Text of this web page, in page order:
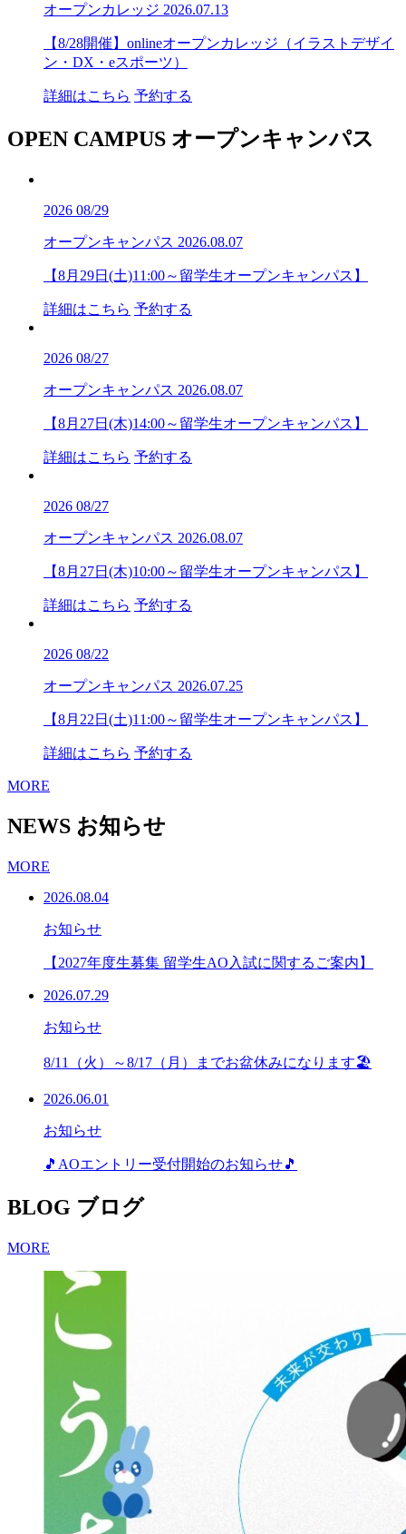
オープンカレッジ 2026.07.13
【8/28開催】onlineオープンカレッジ（イラストデザイ
ン・DX・eスポーツ）
詳細はこちら 予約する
OPEN CAMPUS オープンキャンパス
2026 08/29
オープンキャンパス 2026.08.07
【8月29日(土)11:00～留学生オープンキャンパス】
詳細はこちら 予約する
2026 08/27
オープンキャンパス 2026.08.07
【8月27日(木)14:00～留学生オープンキャンパス】
詳細はこちら 予約する
2026 08/27
オープンキャンパス 2026.08.07
【8月27日(木)10:00～留学生オープンキャンパス】
詳細はこちら 予約する
2026 08/22
オープンキャンパス 2026.07.25
【8月22日(土)11:00～留学生オープンキャンパス】
詳細はこちら 予約する
MORE
NEWS お知らせ
MORE
2026.08.04
お知らせ
【2027年度生募集 留学生AO入試に関するご案内】
2026.07.29
お知らせ
8/11（火）～8/17（月）までお盆休みになります🏖
2026.06.01
お知らせ
🎵AOエントリー受付開始のお知らせ🎵
BLOG ブログ
MORE